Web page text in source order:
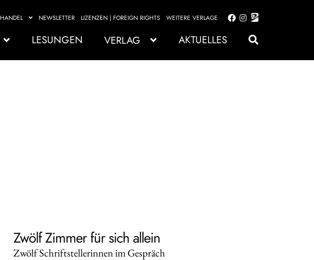
HANDEL NEWSLETTER LIZENZEN | FOREIGN RIGHTS WEITERE VERLAGE
Zur
springen
Zum
springen
LESUNGEN VERLAG AKTUELLES
Zwölf Zimmer für sich allein
Zwölf Schriftstellerinnen im Gespräch